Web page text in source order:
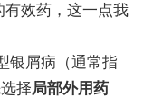
有效药，这一点我
银屑病（通常指
择局部外用药